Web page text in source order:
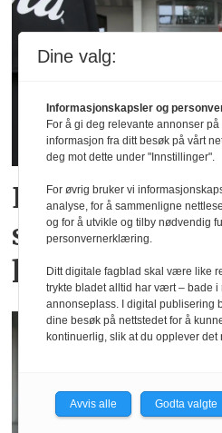
Elendig
sommervær
hotellene
Dine valg:
Informasjonskapsler og
For å gi deg relevante annonser
informasjon fra ditt besøk på vårt
deg mot dette under "Innstillinger".
For øvrig bruker vi
analyse, for å sammenligne
og for å utvikle og tilby nødvendig
personvernerklæring.
Ditt digitale fagblad skal være like
trykte bladet alltid har vært – bade
annonseplass. I digital publisering
dine besøk på nettstedet for å
kontinuerlig, slik at du opplever det
Avvis alle Godta valgte